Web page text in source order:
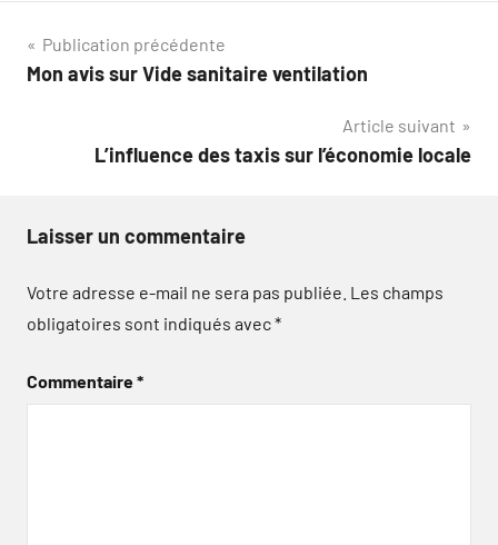
Navigation
de
Publication précédente
Mon avis sur Vide sanitaire ventilation
Article suivant
L’influence des taxis sur l’économie locale
Laisser un commentaire
Votre adresse e-mail ne sera pas publiée. Les champs
obligatoires sont indiqués avec*
Commentaire*